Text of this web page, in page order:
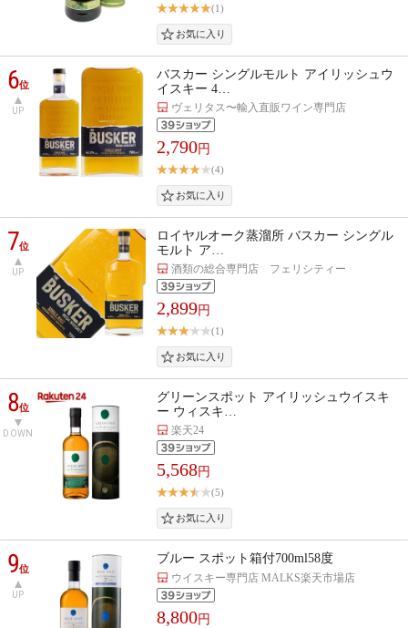
(1)
6位
UP
バスカー シングルモルト アイリッシュウ
イスキー 4…
ヴェリタス〜輸入直販ワイン専門店
2,790円
(4)
7位
UP
ロイヤルオーク蒸溜所 バスカー シングル
モルト ア…
酒類の総合専門店 フェリシティー
2,899円
(1)
8位
DOWN
グリーンスポット アイリッシュウイスキ
ー ウィスキ…
楽天24
5,568円
(5)
9位
UP
ブルー スポット箱付700ml58度
ウイスキー専門店 MALKS楽天市場店
8,800円